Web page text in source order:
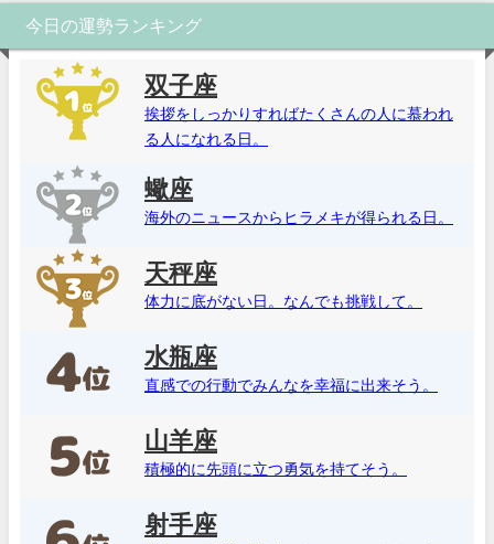
今日の運勢ランキング
双子座
挨拶をしっかりすればたくさんの人に慕われ
る人になれる日。
蠍座
海外のニュースからヒラメキが得られる日。
天秤座
体力に底がない日。なんでも挑戦して。
水瓶座
直感での行動でみんなを幸福に出来そう。
山羊座
積極的に先頭に立つ勇気を持てそう。
射手座